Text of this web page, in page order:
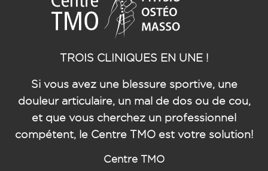
TROIS CLINIQUES EN UNE !
Si vous avez une blessure sportive, une
douleur articulaire, un mal de dos ou de cou,
et que vous cherchez un professionnel
compétent, le Centre TMO est votre solution!
Centre TMO